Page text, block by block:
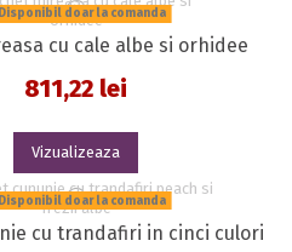
Disponibil doar la comanda
cu cale albe si orhidee
811,22 lei
Vizualizeaza
Disponibil doar la comanda
cu trandafiri in cinci culori